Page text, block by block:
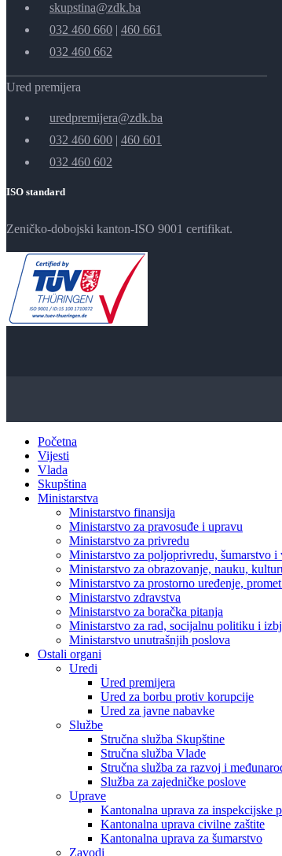
skupstina@zdk.ba
032 460 660 | 460 661
032 460 662
Ured premijera
uredpremijera@zdk.ba
032 460 600 | 460 601
032 460 602
ISO standard
Zeničko-dobojski kanton-ISO 9001 certifikat.
Početna
Vijesti
Vlada
Skupština
Ministarstva
Ministarstvo finansija
Ministarstvo za pravosuđe i upravu
Ministarstvo za privredu
Ministarstvo za poljoprivredu, šumarstvo i
Ministarstvo za obrazovanje, nauku,
Ministarstvo za prostorno uređenje,
Ministarstvo zdravstva
Ministarstvo za boračka pitanja
Ministarstvo za rad, socijalnu politiku i
Ministarstvo unutrašnjih poslova
Ostali organi
Uredi
Ured premijera
Ured za borbu protiv korupcije
Ured za javne nabavke
Službe
Stručna služba Skupštine
Stručna služba Vlade
Stručna služba za razvoj i
Služba za zajedničke poslove
Uprave
Kantonalna uprava za inspekcijske
Kantonalna uprava civilne zaštite
Kantonalna uprava za šumarstvo
Zavodi